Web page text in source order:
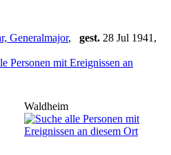
Generalmajor, gest. 28 Jul 1941,
Waldheim